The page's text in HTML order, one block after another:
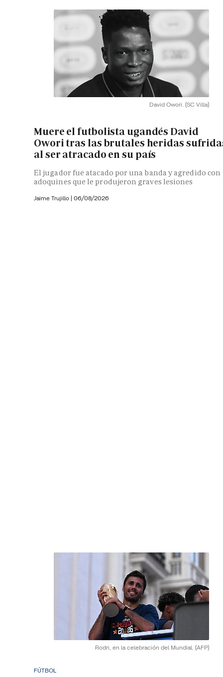
David Owori. (SC Villa)
Muere el futbolista ugandés David
Owori tras las brutales heridas
al ser atracado en su país
El jugador fue atacado por una banda y agredido con
adoquines que le produjeron graves lesiones
Jaime Trujillo | 06/08/2026
Rodri, en la celebración del Mundial. (AFP)
FÚTBOL